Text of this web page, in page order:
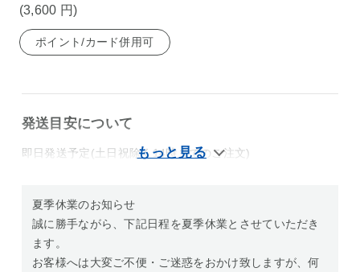
(3,600 円)
ポイント/カード併用可
発送目安について
即日発送予定(土日祝除く14時までのご注文)
夏季休業のお知らせ
誠に勝手ながら、下記日程を夏季休業とさせていただき
ます。
お客様へは大変ご不便・ご迷惑をおかけ致しますが、何